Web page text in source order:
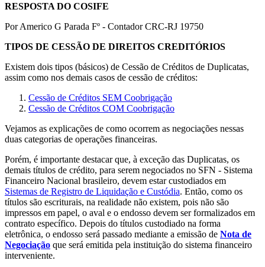
RESPOSTA DO COSIFE
Por Americo G Parada Fº - Contador CRC-RJ 19750
TIPOS DE CESSÃO DE DIREITOS CREDITÓRIOS
Existem dois tipos (básicos) de Cessão de Créditos de Duplicatas,
assim como nos demais casos de cessão de créditos:
Cessão de Créditos SEM Coobrigação
Cessão de Créditos COM Coobrigação
Vejamos as explicações de como ocorrem as negociações nessas
duas categorias de operações financeiras.
Porém, é importante destacar que, à exceção das Duplicatas, os
demais títulos de crédito, para serem negociados no SFN - Sistema
Financeiro Nacional brasileiro, devem estar custodiados em
Sistemas de Registro de Liquidação e Custódia. Então, como os
títulos são escriturais, na realidade não existem, pois não são
impressos em papel, o aval e o endosso devem ser formalizados em
contrato específico. Depois do títulos custodiado na forma
eletrônica, o endosso será passado mediante a emissão de Nota de
Negociação que será emitida pela instituição do sistema financeiro
interveniente.